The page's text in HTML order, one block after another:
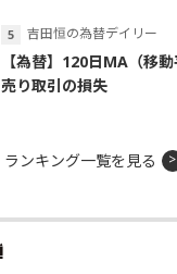
吉田恒の為替デイリー
【為替】120日MA（移
売り取引の損失
ランキング一覧を見る